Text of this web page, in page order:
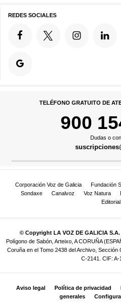
REDES SOCIALES
TELÉFONO GRATUITO DE
900
Dudas o
Corporación Voz de Galicia Fundación
Sondaxe
Canalvoz Voz Natura
Editorial
© Copyright LA VOZ DE GALICIA
Polígono de Sabón, Arteixo, A CORUÑA
Coruña en el Tomo 2438 del Archivo,
C-2141. CIF: A-
Aviso legal Política de privacidad
generales